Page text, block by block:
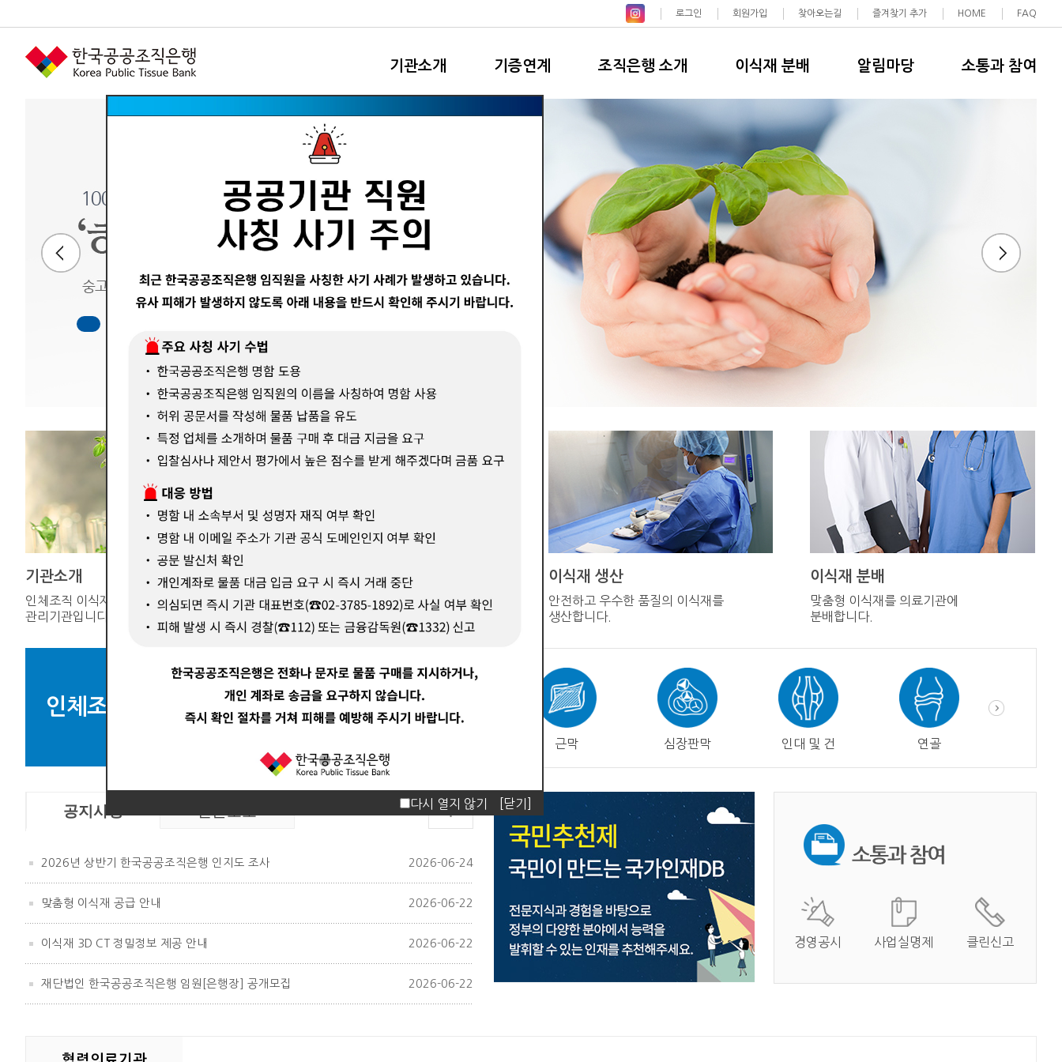
다시 열지 않기 [닫기]
로그인 회원가입 찾아오는길 즐겨찾기 추가 HOME FAQ
기관소개 기증연계 조직은행 소개 이식재 분배 알림마당 소통과 참여
기관소개
인체조직 이식재의 공적
관리기관입니다.
기증연계
한국장기조직기증원에서 구득한
인체조직을 전달받습니다
이식재 생산
안전하고 우수한 품질의 이식재를
생산합니다.
이식재 분배
맞춤형 이식재를 의료기관에
분배합니다.
인체조직 이식재
근막 심장판막 인대 및 건 연골
공지사항
2026년 상반기 한국공공조직은행 인지도 조사 2026-06-24
맞춤형 이식재 공급 안내 2026-06-22
이식재 3D CT 정밀정보 제공 안내 2026-06-22
재단법인 한국공공조직은행 임원[은행장] 공개모집 2026-06-22
경영공시 사업실명제 클린신고